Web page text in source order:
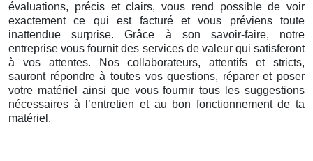
évaluations, précis et clairs, vous rend possible de voir
exactement ce qui est facturé et vous préviens toute
inattendue surprise. Grâce à son savoir-faire, notre
entreprise vous fournit des services de valeur qui satisferont
à vos attentes. Nos collaborateurs, attentifs et stricts,
sauront répondre à toutes vos questions, réparer et poser
votre matériel ainsi que vous fournir tous les suggestions
nécessaires à l’entretien et au bon fonctionnement de ta
matériel.